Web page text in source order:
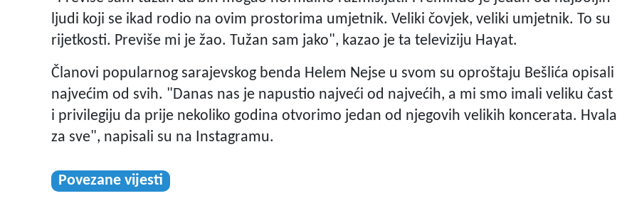
ljudi koji se ikad rodio na ovim prostorima umjetnik. Veliki čovjek, veliki umjetnik. To su
rijetkosti. Previše mi je žao. Tužan sam jako", kazao je ta televiziju Hayat.
Članovi popularnog sarajevskog benda Helem Nejse u svom su oproštaju Bešlića opisali
najvećim od svih. "Danas nas je napustio najveći od najvećih, a mi smo imali veliku čast
i privilegiju da prije nekoliko godina otvorimo jedan od njegovih velikih koncerata. Hvala
za sve", napisali su na Instagramu.
Povezane vijesti